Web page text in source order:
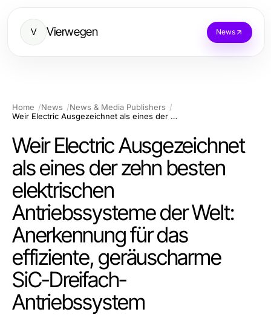
V Vierwegen News
Home News
News & Media Publishers
Weir Electric Ausgezeichnet als eines der zehn besten elektrischen Antriebssysteme der Welt: Anerkennung für das effiziente, geräuscharme SiC-Dreifach-Antriebssystem
Weir Electric Ausgezeichnet
als eines der zehn besten
elektrischen
Antriebssysteme der Welt:
Anerkennung für das
effiziente, geräuscharme
SiC-Dreifach-
Antriebssystem